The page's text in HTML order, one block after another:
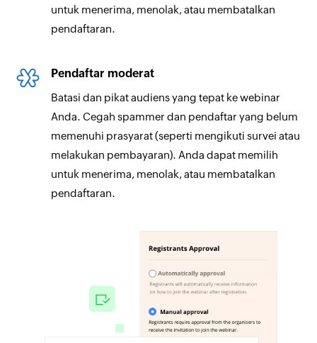
Pendaftar moderat
Batasi dan pikat audiens yang tepat ke webinar
Anda. Cegah spammer dan pendaftar yang belum
memenuhi prasyarat (seperti mengikuti survei atau
melakukan pembayaran). Anda dapat memilih
untuk menerima, menolak, atau membatalkan
pendaftaran.
untuk menerima, menolak, atau membatalkan
pendaftaran.